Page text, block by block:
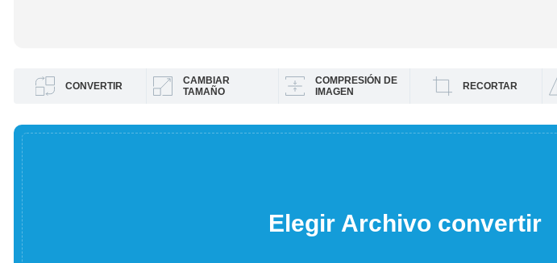
CONVERTIR
CAMBIAR
TAMAÑO
COMPRESIÓN DE
IMAGEN
RECORTAR
Elegir Archivo convertir